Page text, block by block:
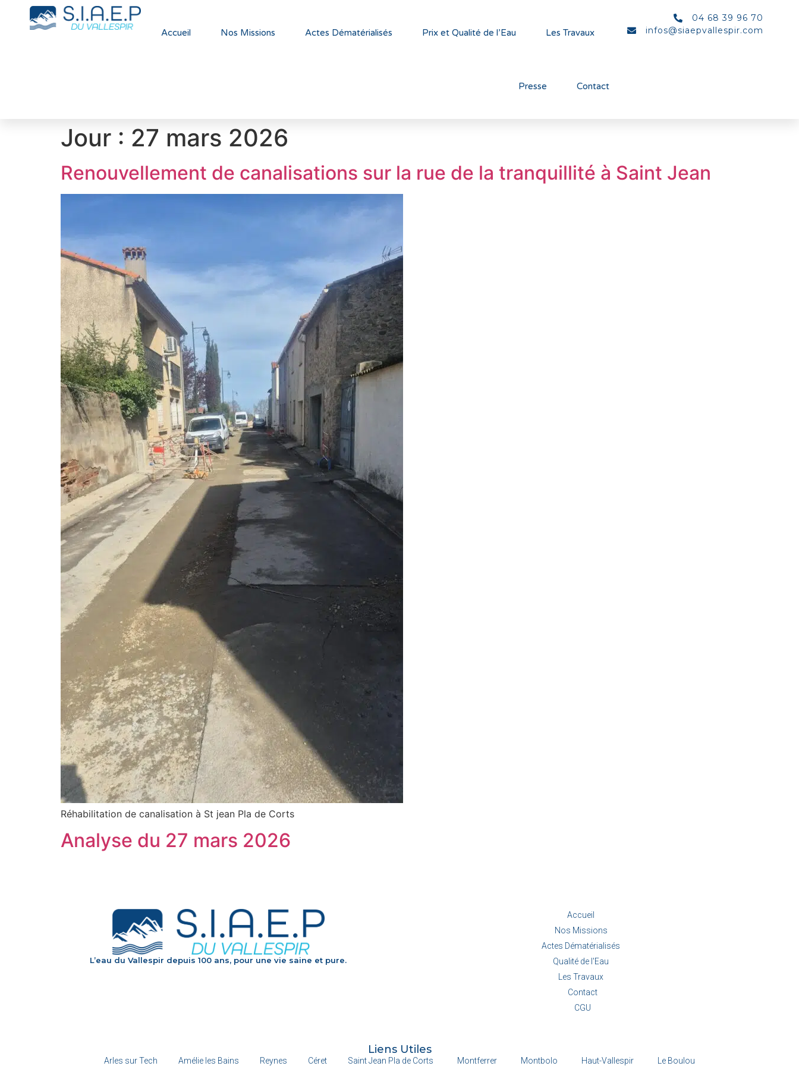
Accueil Nos Missions Actes Dématérialisés Prix et Qualité de l’Eau Les Travaux
Presse Contact
04 68 39 96 70
infos@siaepvallespir.com
Jour : 27 mars 2026
Renouvellement de canalisations sur la rue de la tranquillité à Saint Jean
Réhabilitation de canalisation à St jean Pla de Corts
Analyse du 27 mars 2026
L’eau du Vallespir depuis 100 ans, pour une vie saine et pure.
Accueil
Nos Missions
Actes Dématérialisés
Qualité de l'Eau
Les Travaux
Contact
CGU
Liens Utiles
Arles sur Tech Amélie les Bains Reynes Céret Saint Jean Pla de Corts Montferrer Montbolo Haut-Vallespir Le Boulou